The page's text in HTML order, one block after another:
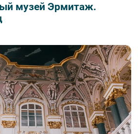
музей Эрмитаж.